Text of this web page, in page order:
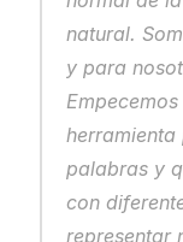
natural.
y para
palabras y
con
representar